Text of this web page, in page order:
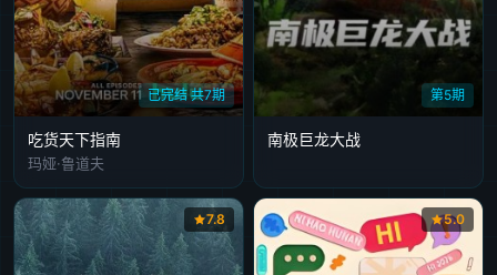
已完结 共7期
吃货天下指南
玛娅·鲁道夫
第5期
南极巨龙大战
7.8 5.0